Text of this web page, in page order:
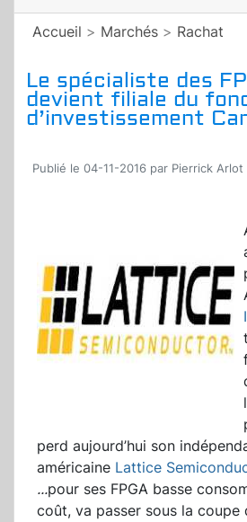
Accueil > Marchés > Rachat
Le spécialiste des
devient filiale du
d’investissement
Publié le 04-11-2016 par Pierrick Arlot
perd aujourd’hui son
américaine Lattice
...pour ses FPGA basse
coût, va passer sous la coupe